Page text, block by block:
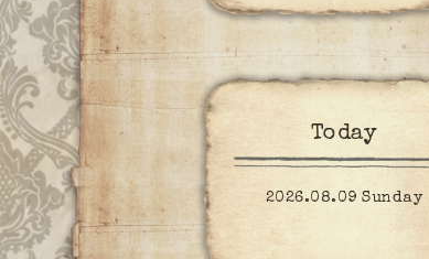
Today
2026.08.09 Sunday